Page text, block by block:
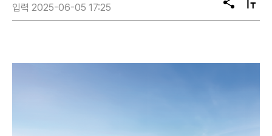
입력 2025-06-05 17:25
공
유
텍
스